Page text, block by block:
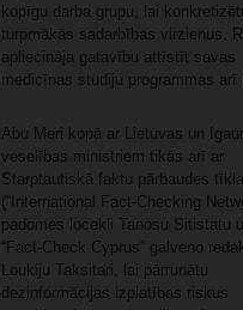
kopīgu darba grupu, lai
turpmākās sadarbības virzienus.
apliecināja gatavību attīstīt savas
medicīnas studiju programmas arī
Abu Meri kopā ar Lietuvas un
veselības ministriem tikās arī ar
Starptautiskā faktu pārbaudes tīkla
(“International Fact-Checking
padomes locekli Tanosu Sitistatu
“Fact-Check Cyprus” galveno
Loukiju Taksitari, lai pārrunātu
dezinformācijas izplatības riskus